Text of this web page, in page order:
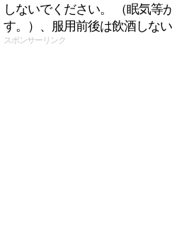
しないでください。 （眠気等
す。）、服用前後は飲酒しない
スポンサーリンク